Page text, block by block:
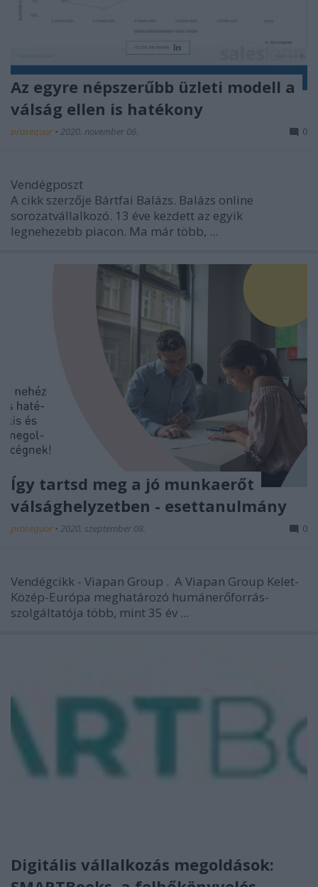
Az egyre népszerűbb üzleti modell a
válság ellen is hatékony
prosequor • 2020. november 06. 0
Vendégposzt
A cikk szerzője Bártfai Balázs. Balázs online
sorozatvállalkozó. 13 éve kezdett az egyik
legnehezebb piacon. Ma már több, ...
Így tartsd meg a jó munkaerőt
válsághelyzetben - esettanulmány
prosequor • 2020. szeptember 08. 0
Vendégcikk - Viapan Group . A Viapan Group Kelet-
Közép-Európa meghatározó humánerőforrás-
szolgáltatója több, mint 35 év ...
Digitális vállalkozás megoldások: